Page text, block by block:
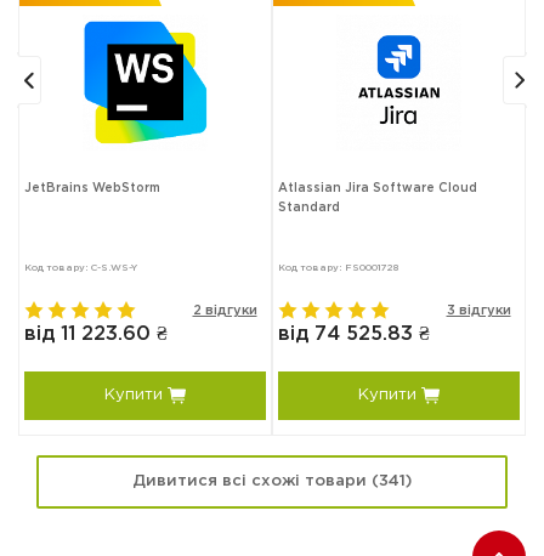
JetBrains WebStorm
Код товару: C-S.WS-Y
2 відгуки
від 11 223.60 ₴
Купити
Atlassian Jira Software Cloud
Standard
Код товару: FS0001728
3 відгуки
від 74 525.83 ₴
Купити
Дивитися всі схожі товари (341)